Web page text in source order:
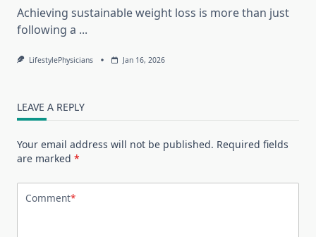
Achieving sustainable weight loss is more than just
following a ...
LifestylePhysicians Jan 16, 2026
LEAVE A REPLY
Your email address will not be published. Required fields
are marked *
Comment*